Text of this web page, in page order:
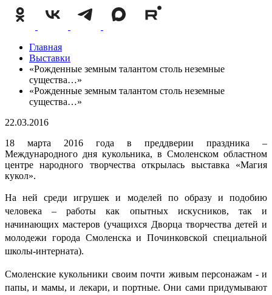
Главная
Выставки
«Рожденные земным талантом столь неземные
существа…»
«Рожденные земным талантом столь неземные
существа…»
22.03.2016
18 марта 2016 года в преддверии праздника –
Международного дня кукольника, в Смоленском областном
центре народного творчества открылась выставка «Магия
кукол».
На ней среди игрушек и моделей по образу и подобию
человека – работы как опытных искусников, так и
начинающих мастеров (учащихся Дворца творчества детей и
молодежи города Смоленска и Починковской специальной
школы-интерната).
Смоленские кукольники своим почти живым персонажам - и
папы, и мамы, и лекари, и портные. Они сами придумывают